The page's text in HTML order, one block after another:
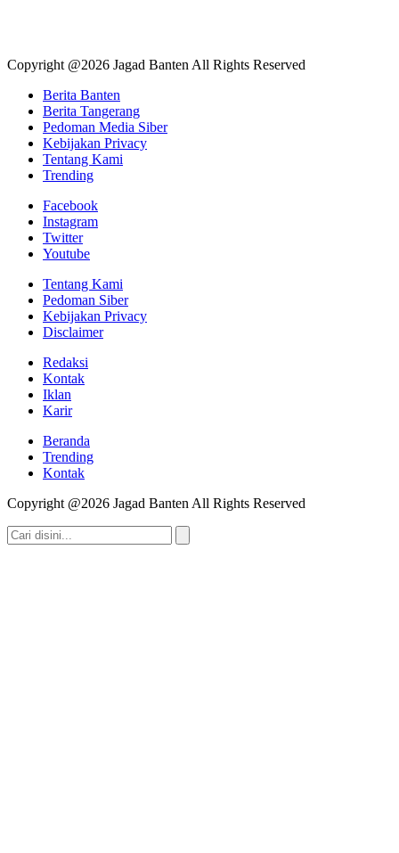
Copyright @2026 Jagad Banten All Rights Reserved
Berita Banten
Berita Tangerang
Pedoman Media Siber
Kebijakan Privacy
Tentang Kami
Trending
Facebook
Instagram
Twitter
Youtube
Tentang Kami
Pedoman Siber
Kebijakan Privacy
Disclaimer
Redaksi
Kontak
Iklan
Karir
Beranda
Trending
Kontak
Copyright @2026 Jagad Banten All Rights Reserved